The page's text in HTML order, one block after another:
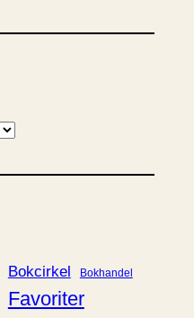
Bokcirkel Bokhandel
Favoriter